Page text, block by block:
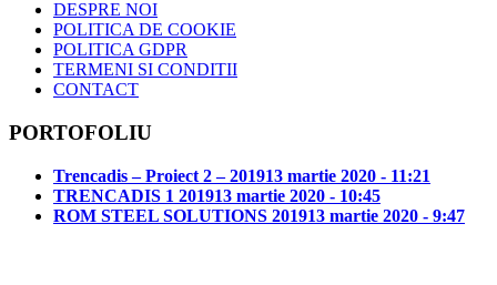
DESPRE NOI
POLITICA DE COOKIE
POLITICA GDPR
TERMENI SI CONDITII
CONTACT
PORTOFOLIU
Trencadis – Proiect 2 – 201913 martie 2020 - 11:21
TRENCADIS 1 201913 martie 2020 - 10:45
ROM STEEL SOLUTIONS 201913 martie 2020 - 9:47